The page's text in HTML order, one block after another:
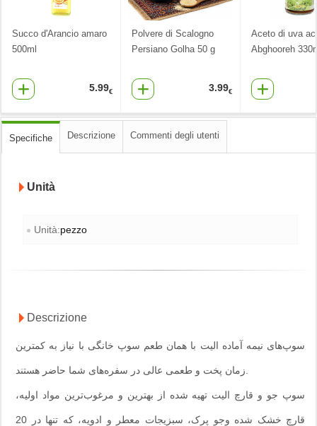
Succo d'Arancio amaro
500ml
5.99€
Polvere di Scalogno
Persiano Golha 50 g
3.99€
Aceto di uva
Abghooreh
Specifiche Descrizione Commenti degli utenti
Unità
Unità:pezzo
Descrizione
سوپ‌های نیمه آماده الیت با همان طعم سوپ خانگی با نیاز به کمترین
سوپ جو و قارچ الیت تهیه شده از بهترین و مرغوب‌ترین مواد اولیه،
قارچ خشک شده وجو پرک، سبزیجات معطر و ادویه، که تنها در 20